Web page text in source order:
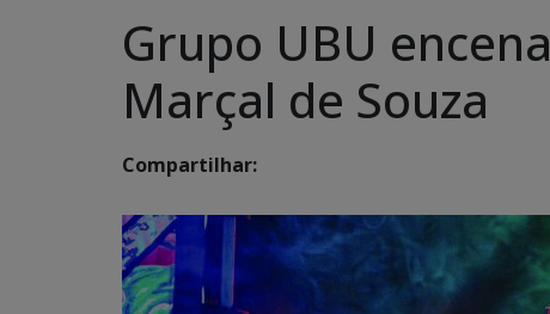
Grupo UBU encena
Marçal de Souza
Compartilhar: